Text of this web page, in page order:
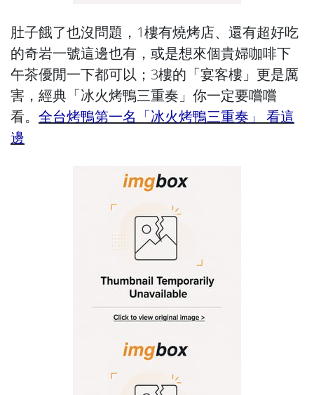
肚子餓了也沒問題，1樓有燒烤店、還有超好吃
的奇岩一號這邊也有，或是想來個貴婦咖啡下
午茶優閒一下都可以；3樓的「宴客樓」更是厲
害，經典「冰火烤鴨三重奏」你一定要嚐嚐
看。 全台烤鴨第一名「冰火烤鴨三重奏」 看這
邊